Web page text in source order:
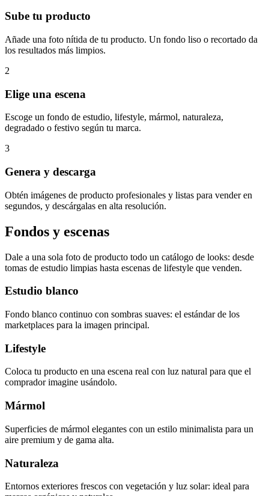
Sube tu producto
Añade una foto nítida de tu producto. Un fondo liso o recortado da
los resultados más limpios.
2
Elige una escena
Escoge un fondo de estudio, lifestyle, mármol, naturaleza,
degradado o festivo según tu marca.
3
Genera y descarga
Obtén imágenes de producto profesionales y listas para vender en
segundos, y descárgalas en alta resolución.
Fondos y escenas
Dale a una sola foto de producto todo un catálogo de looks: desde
tomas de estudio limpias hasta escenas de lifestyle que venden.
Estudio blanco
Fondo blanco continuo con sombras suaves: el estándar de los
marketplaces para la imagen principal.
Lifestyle
Coloca tu producto en una escena real con luz natural para que el
comprador imagine usándolo.
Mármol
Superficies de mármol elegantes con un estilo minimalista para un
aire premium y de gama alta.
Naturaleza
Entornos exteriores frescos con vegetación y luz solar: ideal para